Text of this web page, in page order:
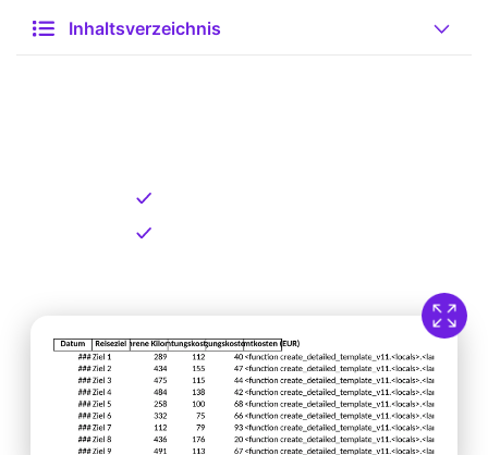
Inhaltsverzeichnis